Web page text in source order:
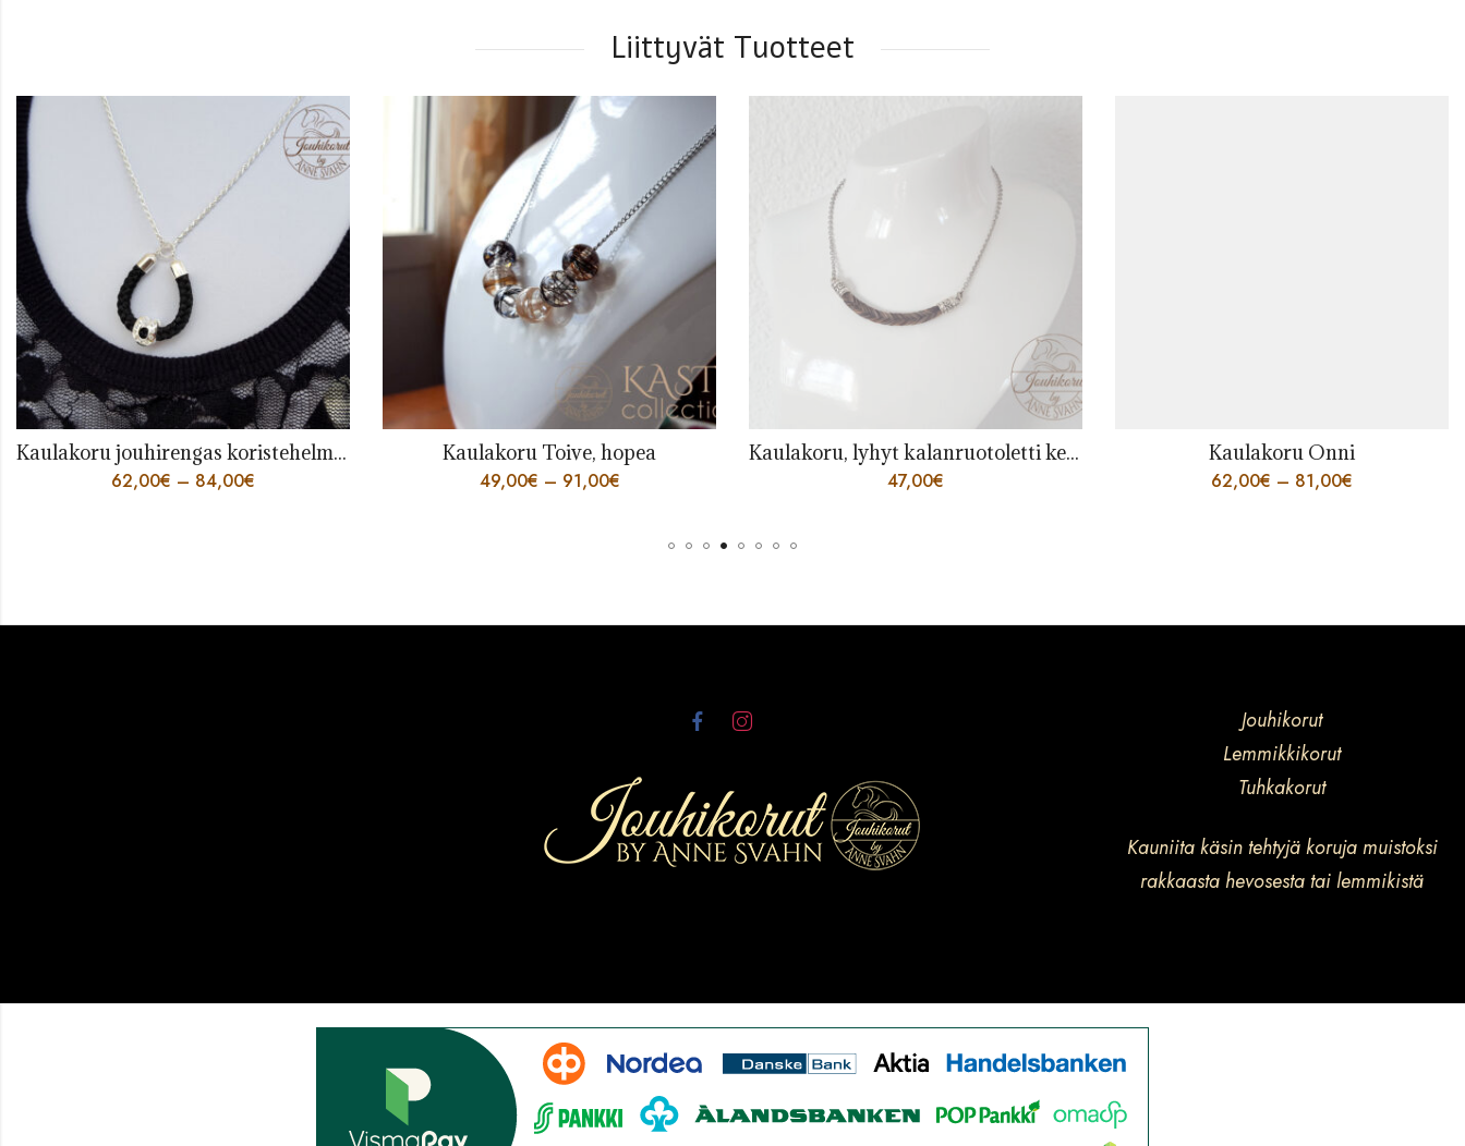
Liittyvät Tuotteet
Kaulakoru jouhirengas koristehelmellä
Kaulakoru Toive, hopea
49,00€ – 91,00
Kaulakoru, lyhyt kalanruotoletti keskellä
47,00€
Kaulakoru Onni
62,00€
Kaulakoru Sointu
40,00€ – 63,00
Jouhikorut
Lemmikkikorut
Tuhkakorut
Kauniita käsin tehtyjä koruja muistoksi
rakkaasta hevosesta tai lemmikistä